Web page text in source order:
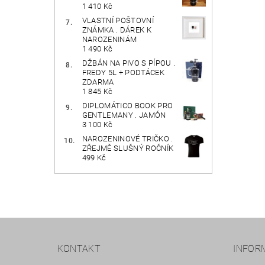
1 410 Kč
VLASTNÍ POŠTOVNÍ
ZNÁMKA . DÁREK K
NAROZENINÁM
1 490 Kč
DŽBÁN NA PIVO S PÍPOU .
FREDY 5L + PODTÁCEK
ZDARMA
1 845 Kč
DIPLOMÁTICO BOOK PRO
GENTLEMANY . JAMÓN
3 100 Kč
NAROZENINOVÉ TRIČKO .
ZŘEJMĚ SLUŠNÝ ROČNÍK
499 Kč
KONTAKT